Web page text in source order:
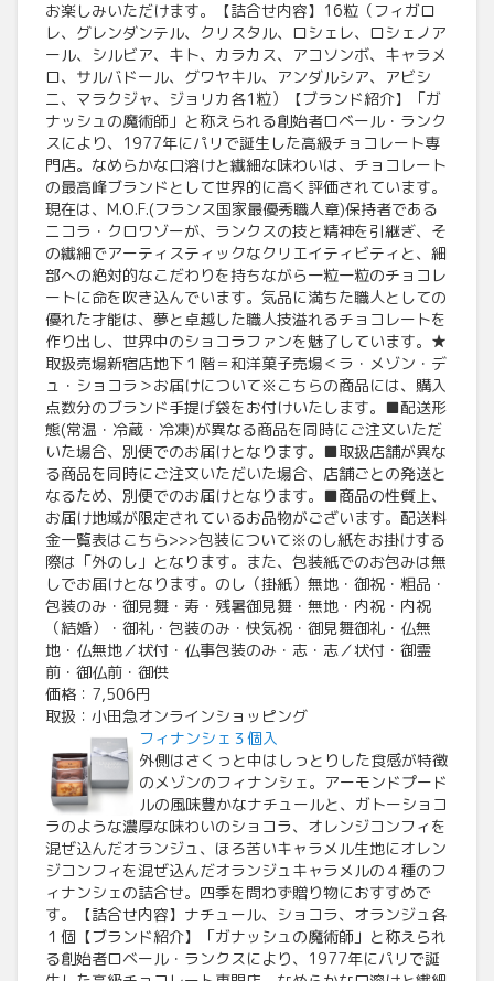
お楽しみいただけます。【詰合せ内容】16粒（フィガロ
レ、グレンダンテル、クリスタル、ロシェレ、ロシェノア
ール、シルビア、キト、カラカス、アコソンボ、キャラメ
ロ、サルバドール、グワヤキル、アンダルシア、アビシ
ニ、マラクジャ、ジョリカ各1粒）【ブランド紹介】「ガ
ナッシュの魔術師」と称えられる創始者ロベール・ランク
スにより、1977年にパリで誕生した高級チョコレート専
門店。なめらかな口溶けと繊細な味わいは、チョコレート
の最高峰ブランドとして世界的に高く評価されています。
現在は、M.O.F.(フランス国家最優秀職人章)保持者である
ニコラ・クロワゾーが、ランクスの技と精神を引継ぎ、そ
の繊細でアーティスティックなクリエイティビティと、細
部への絶対的なこだわりを持ちながら一粒一粒のチョコレ
ートに命を吹き込んでいます。気品に満ちた職人としての
優れた才能は、夢と卓越した職人技溢れるチョコレートを
作り出し、世界中のショコラファンを魅了しています。★
取扱売場新宿店地下１階＝和洋菓子売場＜ラ・メゾン・デ
ュ・ショコラ＞お届けについて※こちらの商品には、購入
点数分のブランド手提げ袋をお付けいたします。■配送形
態(常温・冷蔵・冷凍)が異なる商品を同時にご注文いただ
いた場合、別便でのお届けとなります。■取扱店舗が異な
る商品を同時にご注文いただいた場合、店舗ごとの発送と
なるため、別便でのお届けとなります。■商品の性質上、
お届け地域が限定されているお品物がございます。配送料
金一覧表はこちら>>>包装について※のし紙をお掛けする
際は「外のし」となります。また、包装紙でのお包みは無
しでお届けとなります。のし（掛紙）無地・御祝・粗品・
包装のみ・御見舞・寿・残暑御見舞・無地・内祝・内祝
（結婚）・御礼・包装のみ・快気祝・御見舞御礼・仏無
地・仏無地／状付・仏事包装のみ・志・志／状付・御霊
前・御仏前・御供
価格：7,506円
取扱：小田急オンラインショッピング
フィナンシェ３個入
外側はさくっと中はしっとりした食感が特徴
のメゾンのフィナンシェ。アーモンドプード
ルの風味豊かなナチュールと、ガトーショコ
ラのような濃厚な味わいのショコラ、オレンジコンフィを
混ぜ込んだオランジュ、ほろ苦いキャラメル生地にオレン
ジコンフィを混ぜ込んだオランジュキャラメルの４種のフ
ィナンシェの詰合せ。四季を問わず贈り物におすすめで
す。【詰合せ内容】ナチュール、ショコラ、オランジュ各
１個【ブランド紹介】「ガナッシュの魔術師」と称えられ
る創始者ロベール・ランクスにより、1977年にパリで誕